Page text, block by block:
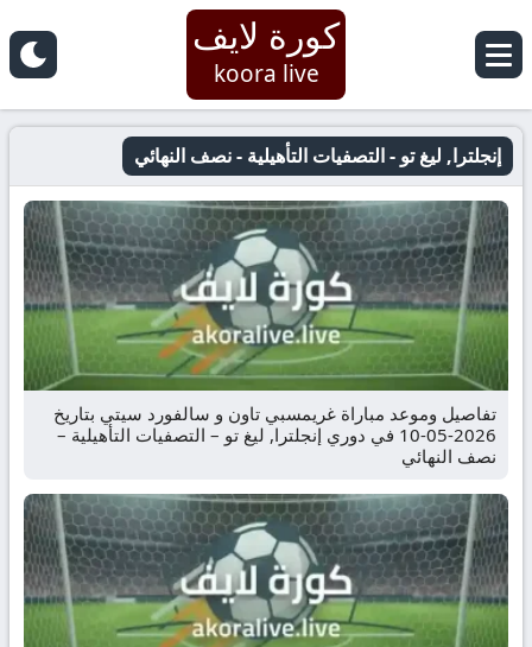
كورة لايف
koora live
إنجلترا, ليغ تو - التصفيات التأهيلية - نصف النهائي
تفاصيل وموعد مباراة غريمسبي تاون و سالفورد سيتي بتاريخ
2026-05-10 في دوري إنجلترا, ليغ تو – التصفيات التأهيلية –
نصف النهائي